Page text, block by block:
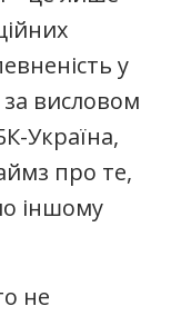
у
висловом
Україна,
про те,
іншому
не